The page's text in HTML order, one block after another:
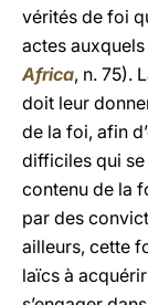
vérités de foi
actes auxquels
Africa, n. 75).
doit leur
de la foi, afin
difficiles qui se
contenu de la
par des
ailleurs, cette
laïcs à